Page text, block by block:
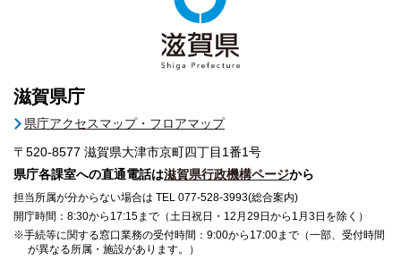
滋賀県庁
県庁アクセスマップ・フロアマップ
〒520-8577 滋賀県大津市京町四丁目1番1号
県庁各課室への直通電話は滋賀県行政機構ページから
担当所属が分からない場合は TEL 077-528-3993(総合案内)
開庁時間：8:30から17:15まで（土日祝日・12月29日から1月3日を除く）
※手続等に関する窓口業務の受付時間：9:00から17:00まで（一部、受付時間
が異なる所属・施設があります。）